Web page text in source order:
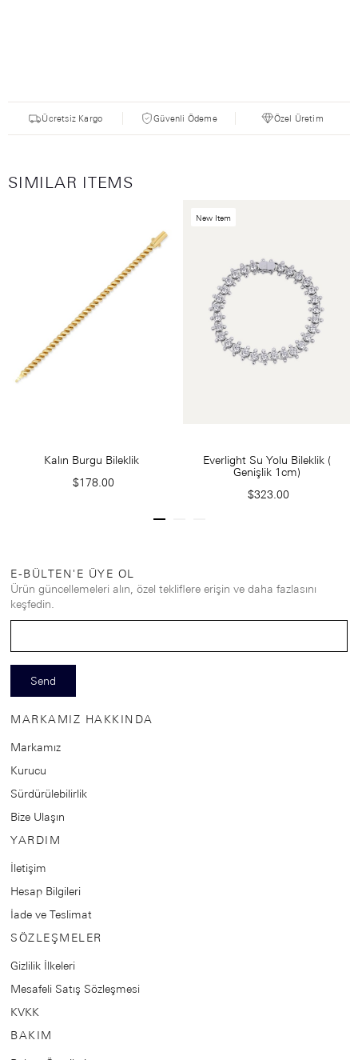
Ücretsiz Kargo Güvenli Ödeme Özel Üretim
SIMILAR ITEMS
Kalın Burgu Bileklik
$178.00
Everlight Su Yolu Bileklik (
Genişlik 1cm)
New Item
$323.00
E-BÜLTEN'E ÜYE OL
Ürün güncellemeleri alın, özel tekliflere erişin ve daha fazlasını
keşfedin.
Send
MARKAMIZ HAKKINDA
Markamız
Kurucu
Sürdürülebilirlik
Bize Ulaşın
YARDIM
İletişim
Hesap Bilgileri
İade ve Teslimat
SÖZLEŞMELER
Gizlilik İlkeleri
Mesafeli Satış Sözleşmesi
KVKK
BAKIM